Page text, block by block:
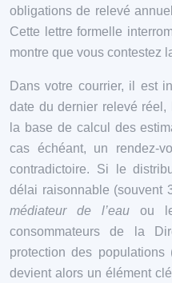
obligations de relevé
Cette lettre formelle
montre que vous contestez
Dans votre courrier, il est
date du dernier relevé
la base de calcul des
cas échéant, un rendez-
contradictoire. Si le
délai raisonnable (souvent
médiateur de l’eau ou
consommateurs de la
protection des
devient alors un élément